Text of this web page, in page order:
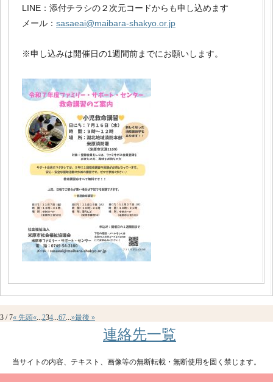
LINE：添付チラシの２次元コードからも申し込めます
メール： sasaeai@maibara-shakyo.or.jp
※申し込みは開催日の1週間前までにお願いします。
3 / 7« 先頭«...234...67...»最後 »
連絡先一覧
当サイトの内容、テキスト、画像等の無断転載・無断使用を固く禁じます。